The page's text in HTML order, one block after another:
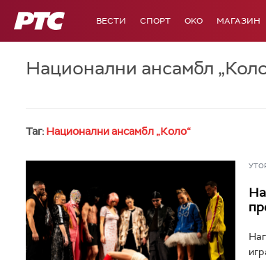
РТС ВЕСТИ СПОРТ OKO МАГАЗИН
Национални ансамбл
Таг: Национални ансамбл „Коло“